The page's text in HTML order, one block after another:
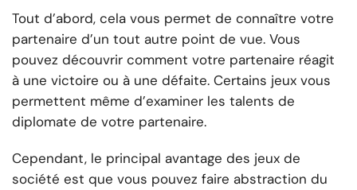
Tout d’abord, cela vous permet de connaître votre
partenaire d’un tout autre point de vue. Vous
pouvez découvrir comment votre partenaire réagit
à une victoire ou à une défaite. Certains jeux vous
permettent même d’examiner les talents de
diplomate de votre partenaire.
Cependant, le principal avantage des jeux de
société est que vous pouvez faire abstraction du